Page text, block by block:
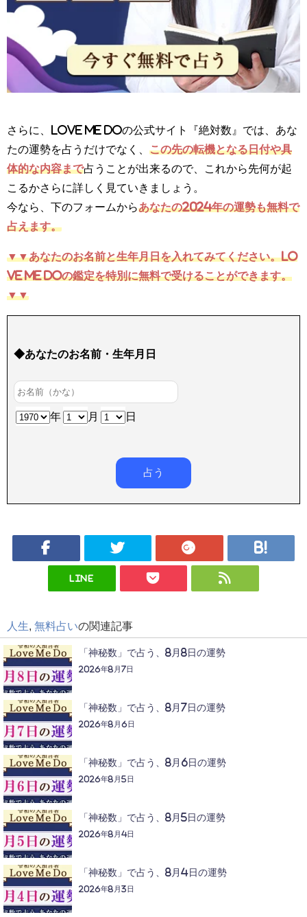
さらに、Love Me Doの公式サイト『絶対数』では、あな
たの運勢を占うだけでなく、 この先の転機となる日付や具
体的な内容まで占うことが出来るので、これから先何が起
こるかさらに詳しく見ていきましょう。
今なら、下のフォームからあなたの2024年の運勢も無料で
占えます。
▼▼あなたのお名前と生年月日を入れてみてください。Lo
ve Me Doの鑑定を特別に無料で受けることができます。
▼▼
◆あなたのお名前・生年月日
年 月 日
LINE
人生 無料占いの関連記事
「神秘数」で占う、8月8日の運勢
2026年8月7日
「神秘数」で占う、8月7日の運勢
2026年8月6日
「神秘数」で占う、8月6日の運勢
2026年8月5日
「神秘数」で占う、8月5日の運勢
2026年8月4日
「神秘数」で占う、8月4日の運勢
2026年8月3日